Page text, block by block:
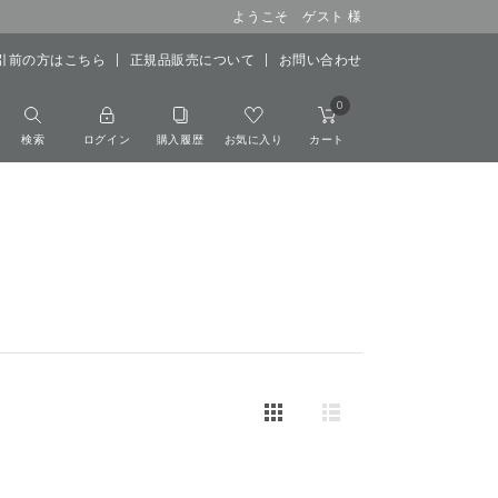
ようこそ ゲスト 様
前の方はこちら 正規品販売について お問い合わせ
検索 ログイン 購入履歴 お気に入り カート
0